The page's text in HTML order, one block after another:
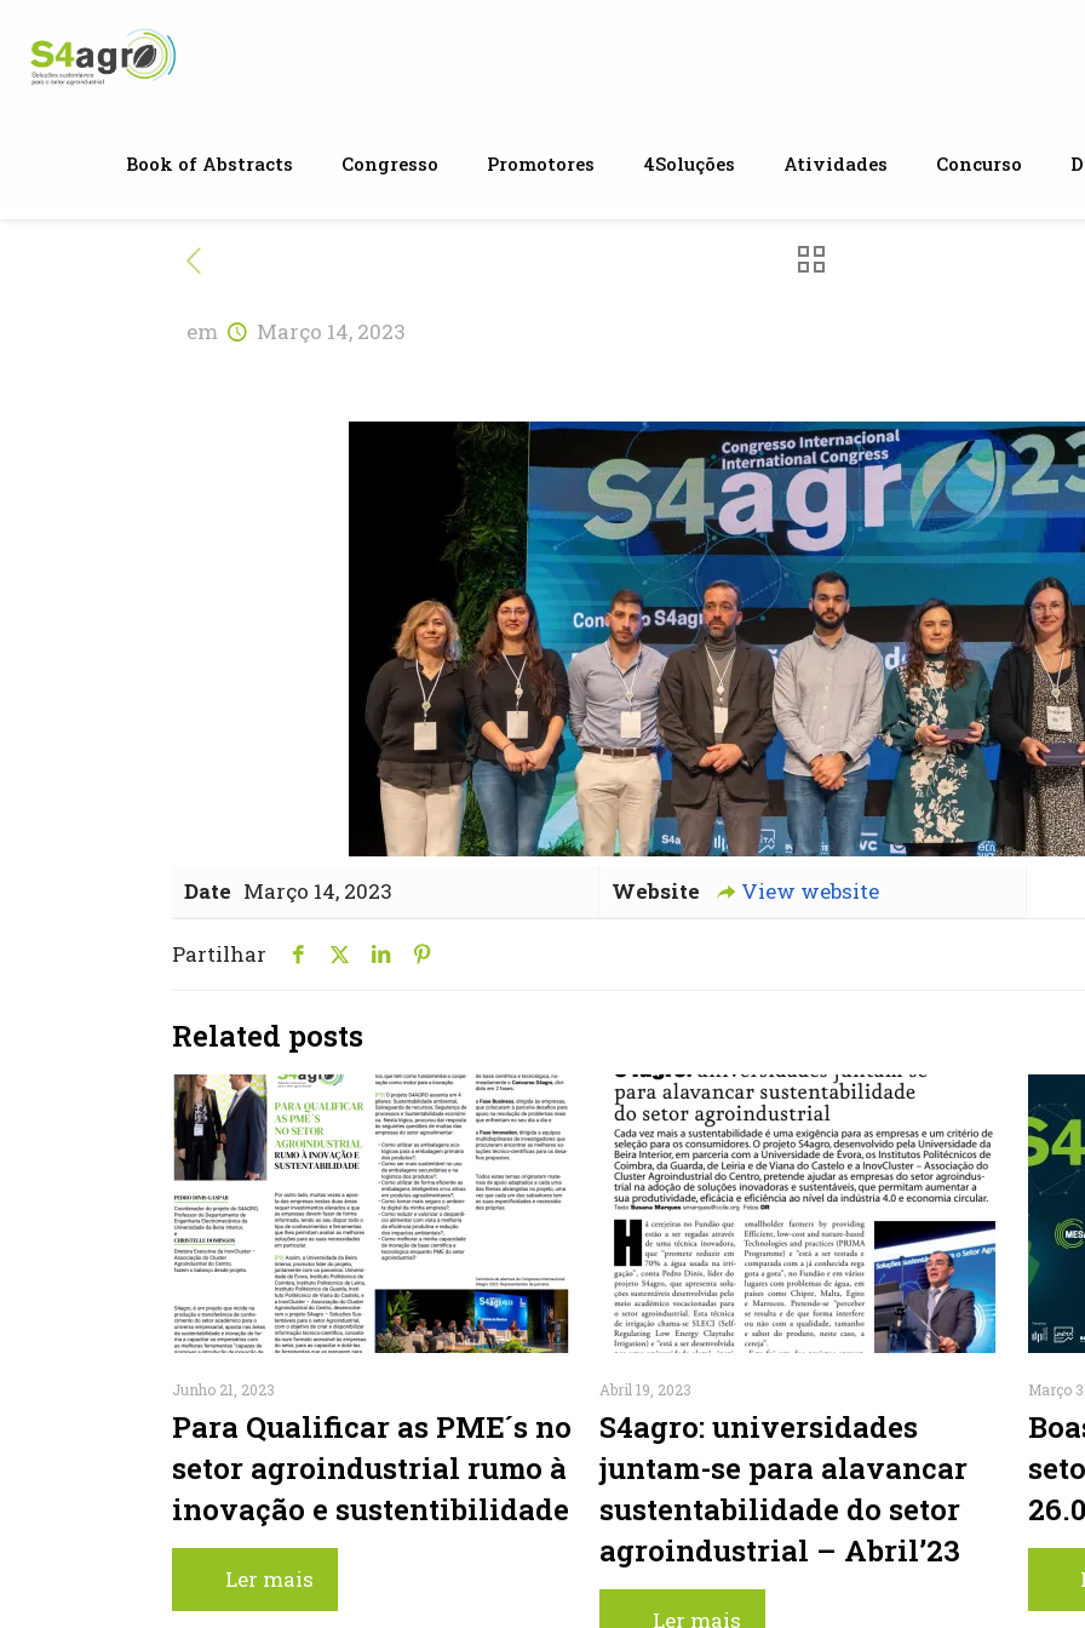
Book of Abstracts Congresso Promotores 4Soluções Atividades Concurso
em Março 14, 2023
Date Março 14, 2023 Website View website
Partilhar
Related posts
Junho 21, 2023
Para Qualificar as PME´s no
setor agroindustrial rumo à
inovação e sustentibilidade
Ler mais
Abril 19, 2023
S4agro: universidades
juntam-se para alavancar
sustentabilidade do setor
agroindustrial – Abril’23
Ler mais
Março